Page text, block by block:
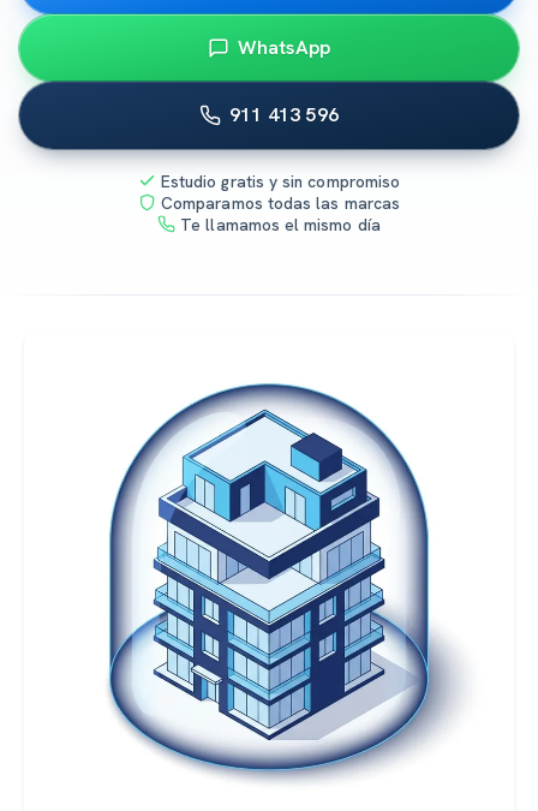
WhatsApp
911 413 596
Estudio gratis y sin compromiso
Comparamos todas las marcas
Te llamamos el mismo día